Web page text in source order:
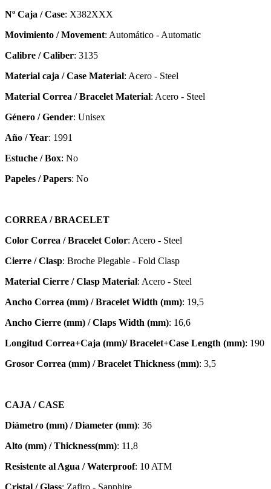
Nº Caja / Case: X382XXX
Movimiento / Movement: Automático - Automatic
Calibre / Caliber: 3135
Material caja / Case Material: Acero - Steel
Material Correa / Bracelet Material: Acero - Steel
Género / Gender: Unisex
Año / Year: 1991
Estuche / Box: No
Papeles / Papers: No
CORREA / BRACELET
Color Correa / Bracelet Color: Acero - Steel
Cierre / Clasp: Broche Plegable - Fold Clasp
Material Cierre / Clasp Material: Acero - Steel
Ancho Correa (mm) / Bracelet Width (mm): 19,5
Ancho Cierre (mm) / Claps Width (mm): 16,6
Longitud Correa+Caja (mm)/ Bracelet+Case Length (mm): 190
Grosor Correa (mm) / Bracelet Thickness (mm): 3,5
CAJA / CASE
Diámetro (mm) / Diameter (mm): 36
Alto (mm) / Thickness(mm): 11,8
Resistente al Agua / Waterproof: 10 ATM
Cristal / Glass: Zafiro - Sapphire